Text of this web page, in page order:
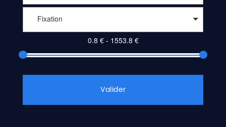
Fixation
Valider